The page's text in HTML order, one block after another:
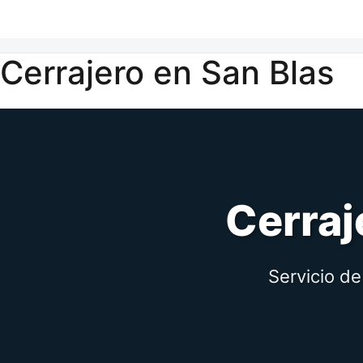
Cerrajero en San Blas
Servicio